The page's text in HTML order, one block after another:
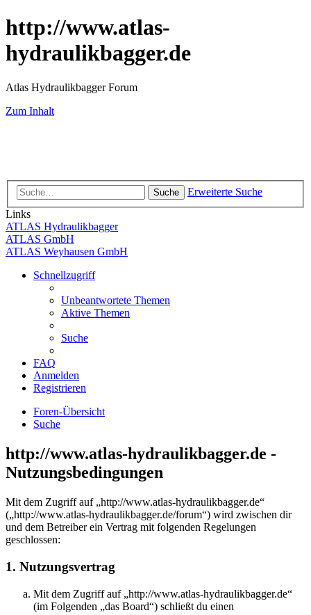
http://www.atlas-
hydraulikbagger.de
Atlas Hydraulikbagger Forum
Zum Inhalt
Suche
Erweiterte Suche
Links
ATLAS Hydraulikbagger
ATLAS GmbH
ATLAS Weyhausen GmbH
Schnellzugriff
Unbeantwortete Themen
Aktive Themen
Suche
FAQ
Anmelden
Registrieren
Foren-Übersicht
Suche
http://www.atlas-hydraulikbagger.de -
Nutzungsbedingungen
Mit dem Zugriff auf „http://www.atlas-hydraulikbagger.de“
(„http://www.atlas-hydraulikbagger.de/forum“) wird zwischen dir
und dem Betreiber ein Vertrag mit folgenden Regelungen
geschlossen:
1. Nutzungsvertrag
Mit dem Zugriff auf „http://www.atlas-hydraulikbagger.de“
(im Folgenden „das Board“) schließt du einen